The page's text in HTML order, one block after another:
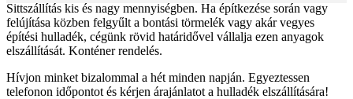
Sittszállítás kis és nagy mennyiségben. Ha építkezése során vagy
felújítása közben felgyűlt a bontási törmelék vagy akár vegyes
építési hulladék, cégünk rövid határidővel vállalja ezen anyagok
elszállítását. Konténer rendelés.
Hívjon minket bizalommal a hét minden napján. Egyeztessen
telefonon időpontot és kérjen árajánlatot a hulladék elszállítására!